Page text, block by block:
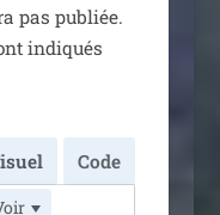
pas publiée.
indi­qués
Code